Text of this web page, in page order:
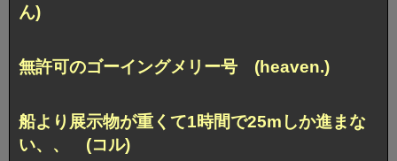
ん)
無許可のゴーイングメリー号 (heaven.)
船より展示物が重くて1時間で25mしか進まな
い、、 (コル)